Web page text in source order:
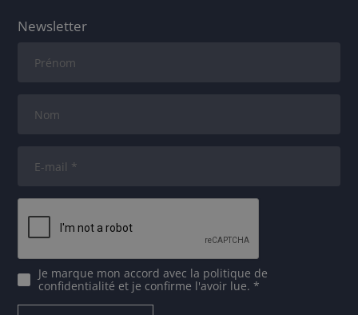
Newsletter
Je marque mon accord avec la politique de
confidentialité et je confirme l'avoir lue. *